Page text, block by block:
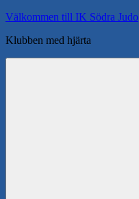
Hoppa
innehåll
Välkommen till IK Södra Judo
Klubben med hjärta